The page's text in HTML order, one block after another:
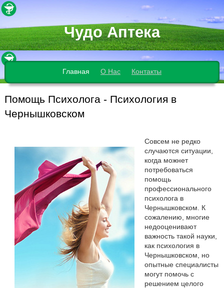
Чудо Аптека
Главная О Нас Контакты
Помощь Психолога - Психология в
Чернышковском
Совсем не редко
случаются ситуации,
когда можнет
потребоваться
помощь
профессионального
психолога в
Чернышковском. К
сожалению, многие
недооценивают
важность такой науки,
как психология в
Чернышковском, но
опытные специалисты
могут помочь с
решением целого